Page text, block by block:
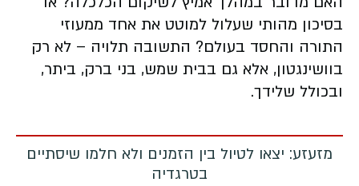
בסיכון מהותי שעלול למוטט את אחד ממעוזי
התורה והחסד בעולם? התשובה תלויה – לא רק
בוושינגטון, אלא גם בבית שמש, בני ברק, ביתר,
ובכולל שלידך.
מזעזע: יצאו לטיול בין הזמנים ולא חלמו שיסתיים
בטרגדיה